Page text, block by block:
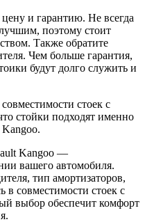
и гарантию. Не всегда
поэтому стоит
Также обратите
Чем больше гарантия,
будут долго служить и
стоек с
стойки подходят именно
Kangoo —
вашего автомобиля.
тип амортизаторов,
в совместимости стоек с
выбор обеспечит комфорт